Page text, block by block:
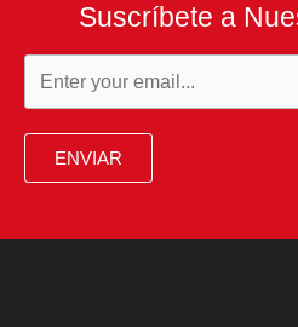
Suscríbete a
ENVIAR